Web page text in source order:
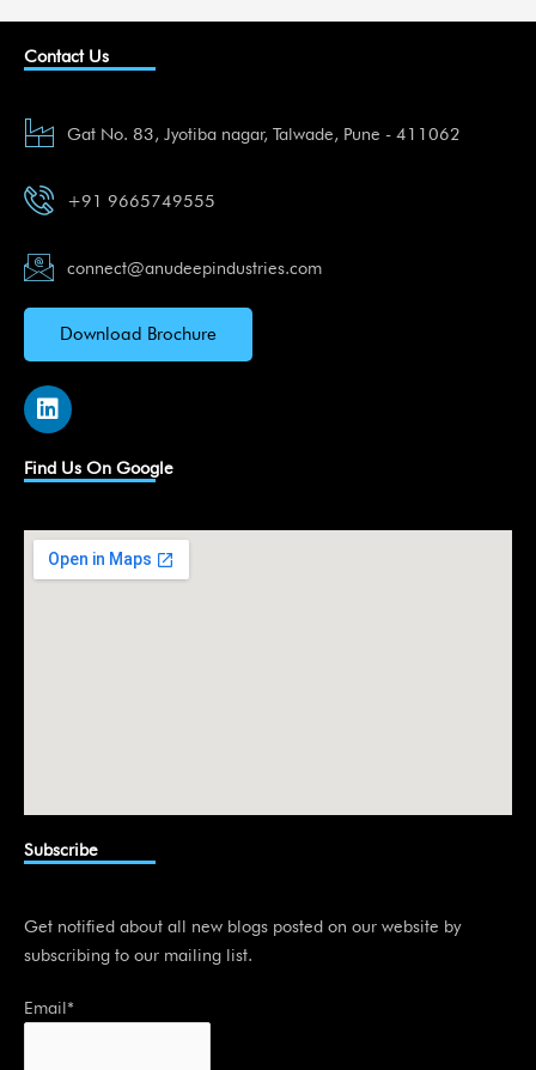
Contact Us
Gat No. 83, Jyotiba nagar, Talwade, Pune - 411062
+91 9665749555
connect@anudeepindustries.com
Download Brochure
L
i
k
e
i
n
Find Us On Google
Subscribe
Get notified about all new blogs posted on our website by
subscribing to our mailing list.
Email*